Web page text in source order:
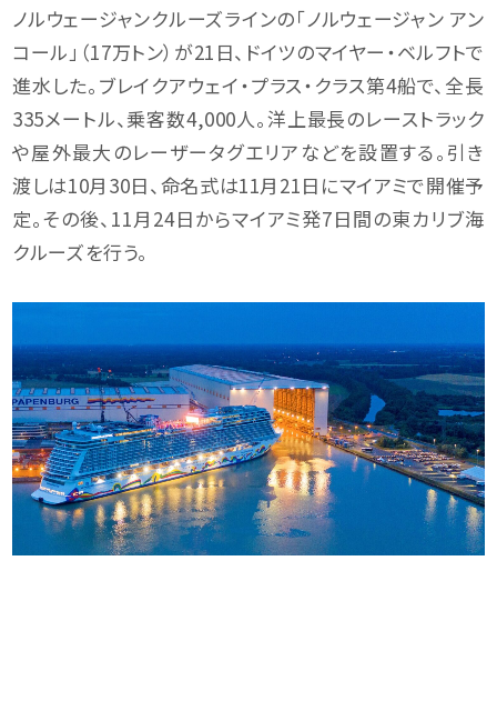
ノルウェージャンクルーズラインの「ノルウェージャン アン
コール」（17万トン）が21日、ドイツのマイヤー・ベルフトで
進水した。ブレイクアウェイ・プラス・クラス第4船で、全長
335メートル、乗客数4,000人。洋上最長のレーストラック
や屋外最大のレーザータグエリアなどを設置する。引き
渡しは10月30日、命名式は11月21日にマイアミで開催予
定。その後、11月24日からマイアミ発7日間の東カリブ海
クルーズを行う。